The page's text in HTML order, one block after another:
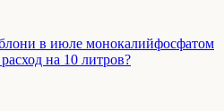
в июле монокалийфосфатом
на 10 литров?